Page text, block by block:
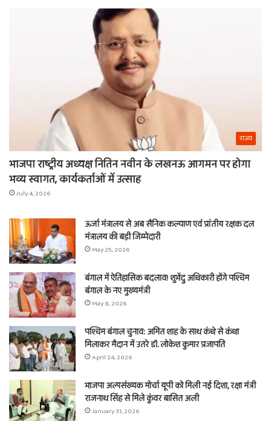
राज्य
भाजपा राष्ट्रीय अध्यक्ष नितिन नवीन के लखनऊ आगमन पर होगा
भव्य स्वागत, कार्यकर्ताओं में उत्साह
July 4, 2026
ऊर्जा मंत्रालय से अब सैनिक कल्याण एवं प्रांतीय रक्षक दल
मंत्रालय की बड़ी जिम्मेदारी
May 25, 2026
बंगाल में ऐतिहासिक बदलाव! शुभेंदु अधिकारी होंगे पश्चिम
बंगाल के नए मुख्यमंत्री
May 8, 2026
पश्चिम बंगाल चुनाव: अमित शाह के साथ कंधे से कंधा
मिलाकर मैदान में उतरे डॉ. लोकेश कुमार प्रजापति
April 24, 2026
भाजपा अल्पसंख्यक मोर्चा यूपी को मिली नई दिशा, रक्षा मंत्री
राजनाथ सिंह से मिले कुंवर बासित अली
January 31, 2026